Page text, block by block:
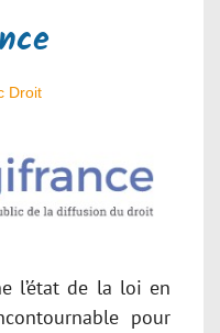
Droit
l’état de la loi en
pour